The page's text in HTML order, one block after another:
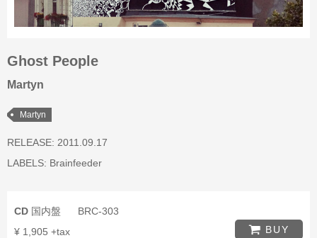
Ghost People
Martyn
Martyn
RELEASE: 2011.09.17
LABELS: Brainfeeder
CD 国内盤
BRC-303
¥ 1,905 +tax
BUY